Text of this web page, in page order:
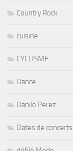
Country Rock
cuisine
CYCLISME
Dance
Danilo Perez
Dates de concerts